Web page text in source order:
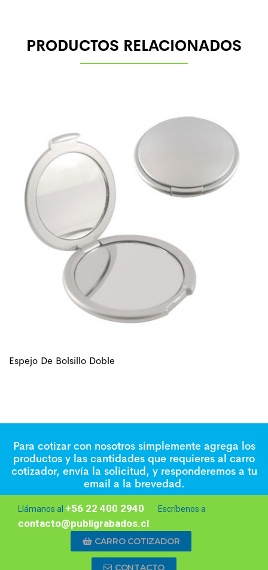
PRODUCTOS RELACIONADOS
Espejo De Bolsillo Doble
Para cotizar con nosotros simplemente agrega los
productos y las cantidades que requieres al carro
cotizador, envía la solicitud, y responderemos a tu
email a la brevedad.
Llámanos al +56 22 400 2940 Escríbenos a
contacto@publigrabados.cl
CARRO COTIZADOR
CONTACTO